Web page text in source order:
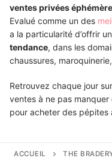
ventes privées
Evalué comme un des
a la particularité d’offrir
tendance, dans les
chaussures,
Retrouvez chaque jour
ventes à ne pas
pour acheter des pépites
ACCUEIL THE